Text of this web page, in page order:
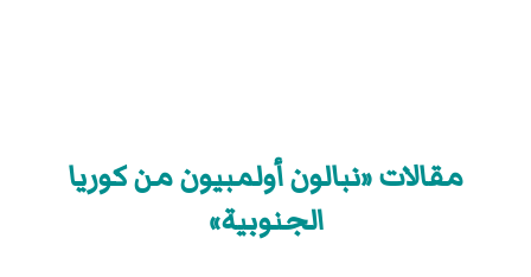
مقالات «نبالون أولمبيون من كوريا
الجنوبية»